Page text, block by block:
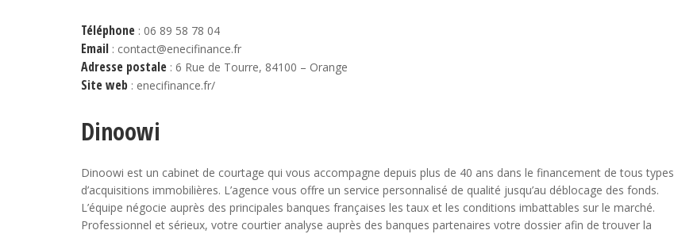
Téléphone : 06 89 58 78 04
Email : contact@enecifinance.fr
Adresse postale : 6 Rue de Tourre, 84100 – Orange
Site web : enecifinance.fr/
Dinoowi
Dinoowi est un cabinet de courtage qui vous accompagne depuis plus de 40 ans dans le financement de tous types
d’acquisitions immobilières. L’agence vous offre un service personnalisé de qualité jusqu’au déblocage des fonds.
L’équipe négocie auprès des principales banques françaises les taux et les conditions imbattables sur le marché.
Professionnel et sérieux, votre courtier analyse auprès des banques partenaires votre dossier afin de trouver la